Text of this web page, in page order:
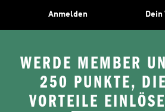
Anmelden
WERDE MEMBER
250 PUNKTE,
VORTEILE